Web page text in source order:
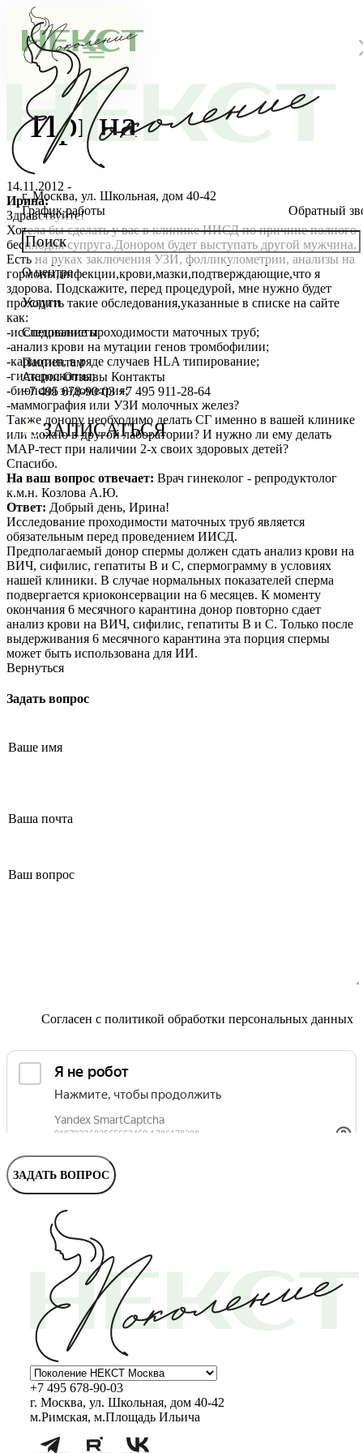
г. Москва, ул. Школьная, дом 40-42
График работы
Обратный
О центре
О клинике
Новости
Благотворительность
Сотрудничество с врачами
График работы
Фотогалерея
Видео
Истории пациентов
Услуги
Консультации специалистов
Стоимость ЭКО
Программы врт и эко
Донорство
Акушерство и гинекология
Андрология
Анализы
Специалисты
Главный врач
Заместитель главного врача
Репродуктолог
Гинеколог
Андролог
Генетик
Эндокринолог
Специалист УЗД
Эмбриолог
Анестезиолог
Психолог
Гематолог
Терапевт
Пациентам
Онлайн-консультации специалистов
Онлайн-оплата
Вопрос специалисту (Вопрос-ответ)
ЭКО по ОМС
Хранение эмбрионов
Налоговый вычет
Проживание
Транспортировка репродуктивного материала
Обследования перед ЭКО, криопереносом (по ОМС)
Обследование перед ЭКО, для сурмам и доноров (на
Формы документов
Политика обработки персональных данных
АкцииОтзывыКонтакты
+7 495 678-90-03 +7 495 911-28-64
ЗАПИСАТЬСЯ
Ирина
14.11.2012 -
Ирина:
Здравствуйте!
Хотела бы сделать у вас в клинике ИИСД по причине полного
бесплодия супруга.Донором будет выступать другой мужчина.
Есть на руках заключения УЗИ, фолликулометрии, анализы на
гормоны,инфекции,крови,мазки,подтверждающие,что я
здорова. Подскажите, перед процедурой, мне нужно будет
проходить такие обследования,указанные в списке на сайте
как:
-исследование проходимости маточных труб;
-анализ крови на мутации генов тромбофилии;
-кариотип, в ряде случаев HLA типирование;
-гистероскопия;
-биопсия эндометрия;
-маммография или УЗИ молочных желез?
Также донору необходимо делать СГ именно в вашей клинике
или можно в другой лаборатории? И нужно ли ему делать
МАР-тест при наличии 2-х своих здоровых детей?
Спасибо.
На ваш вопрос отвечает: Врач гинеколог - репродуктолог
к.м.н. Козлова А.Ю.
Ответ: Добрый день, Ирина!
Исследование проходимости маточных труб является
обязательным перед проведением ИИСД.
Предполагаемый донор спермы должен сдать анализ крови на
ВИЧ, сифилис, гепатиты В и С, спермограмму в условиях
нашей клиники. В случае нормальных показателей сперма
подвергается криоконсервации на 6 месяцев. К моменту
окончания 6 месячного карантина донор повторно сдает
анализ крови на ВИЧ, сифилис, гепатиты В и С. Только после
выдерживания 6 месячного карантина эта порция спермы
может быть использована для ИИ.
Вернуться
Задать вопрос
Согласен с политикой обработки персональных данных
ЗАДАТЬ ВОПРОС
+7 495 678-90-03
г. Москва, ул. Школьная, дом 40-42
м.Римская, м.Площадь Ильича